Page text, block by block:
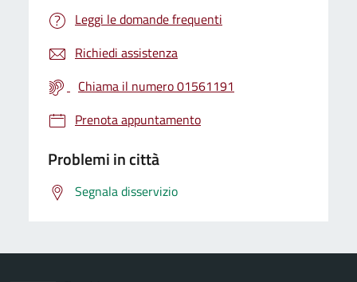
Leggi le domande frequenti
Richiedi assistenza
Chiama il numero 01561191
Prenota appuntamento
Problemi in città
Segnala disservizio